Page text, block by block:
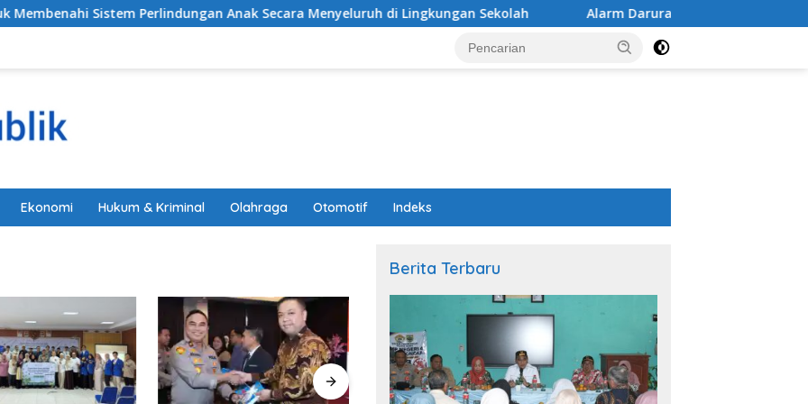
Sistem Perlindungan Anak Secara Menyeluruh di Lingkungan Sekolah Alarm Darurat Mutu Pendidikan
Ekonomi Hukum & Kriminal Olahraga Otomotif Indeks
Berita Terbaru